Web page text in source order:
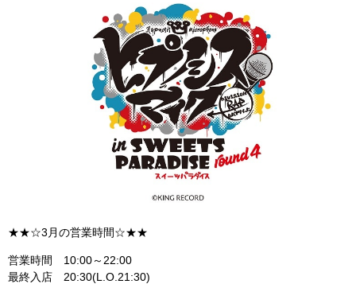
★★☆3月の営業時間☆★★
営業時間 10:00～22:00
最終入店 20:30(L.O.21:30)